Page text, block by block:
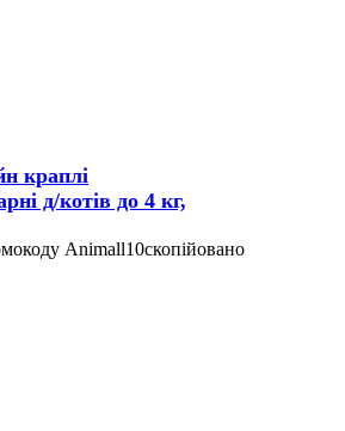
краплі
д/котів до 4 кг,
Animall10скопійовано